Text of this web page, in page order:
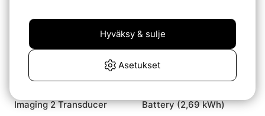
Imaging 2 Transducer
Battery (2,69 kWh)
Asetukset
Hyväksy & sulje